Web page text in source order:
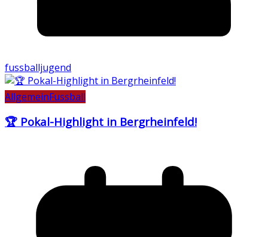
fussballjugend
AllgemeinFussball
🏆 Pokal-Highlight in Bergrheinfeld!